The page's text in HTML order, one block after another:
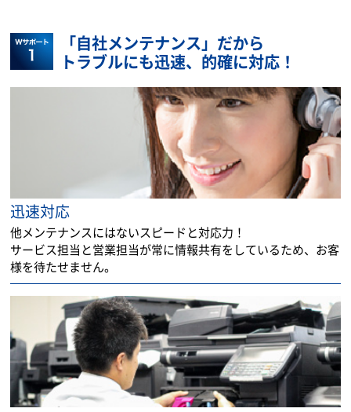
「自社メンテナンス」だから
トラブルにも迅速、的確に対応！
迅速対応
他メンテナンスにはないスピードと対応力！
サービス担当と営業担当が常に情報共有をしているため、お客
様を待たせません。